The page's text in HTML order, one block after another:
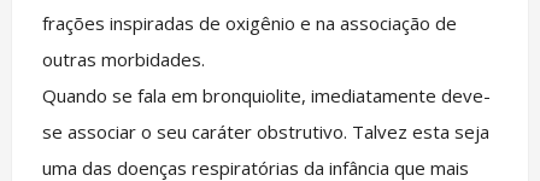
frações inspiradas de oxigênio e na associação de
outras morbidades.
Quando se fala em bronquiolite, imediatamente deve-
se associar o seu caráter obstrutivo. Talvez esta seja
uma das doenças respiratórias da infância que mais